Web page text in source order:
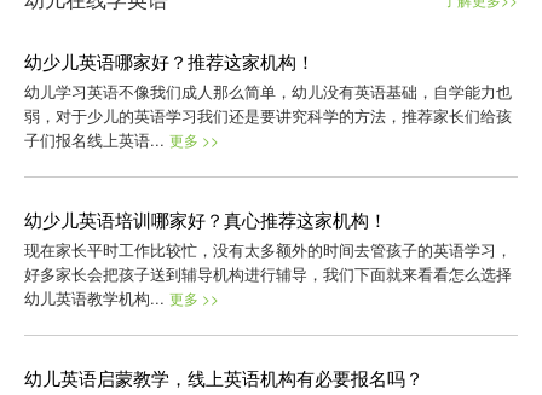
幼少儿英语哪家好？推荐这家机构！
幼儿学习英语不像我们成人那么简单，幼儿没有英语基础，自学能力也
弱，对于少儿的英语学习我们还是要讲究科学的方法，推荐家长们给孩
子们报名线上英语... 更多 >>
幼少儿英语培训哪家好？真心推荐这家机构！
现在家长平时工作比较忙，没有太多额外的时间去管孩子的英语学习，
好多家长会把孩子送到辅导机构进行辅导，我们下面就来看看怎么选择
幼儿英语教学机构... 更多 >>
幼儿英语启蒙教学，线上英语机构有必要报名吗？